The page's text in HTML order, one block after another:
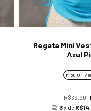
Regata Mini
Azul
M ou U -
R$69,90
3x de